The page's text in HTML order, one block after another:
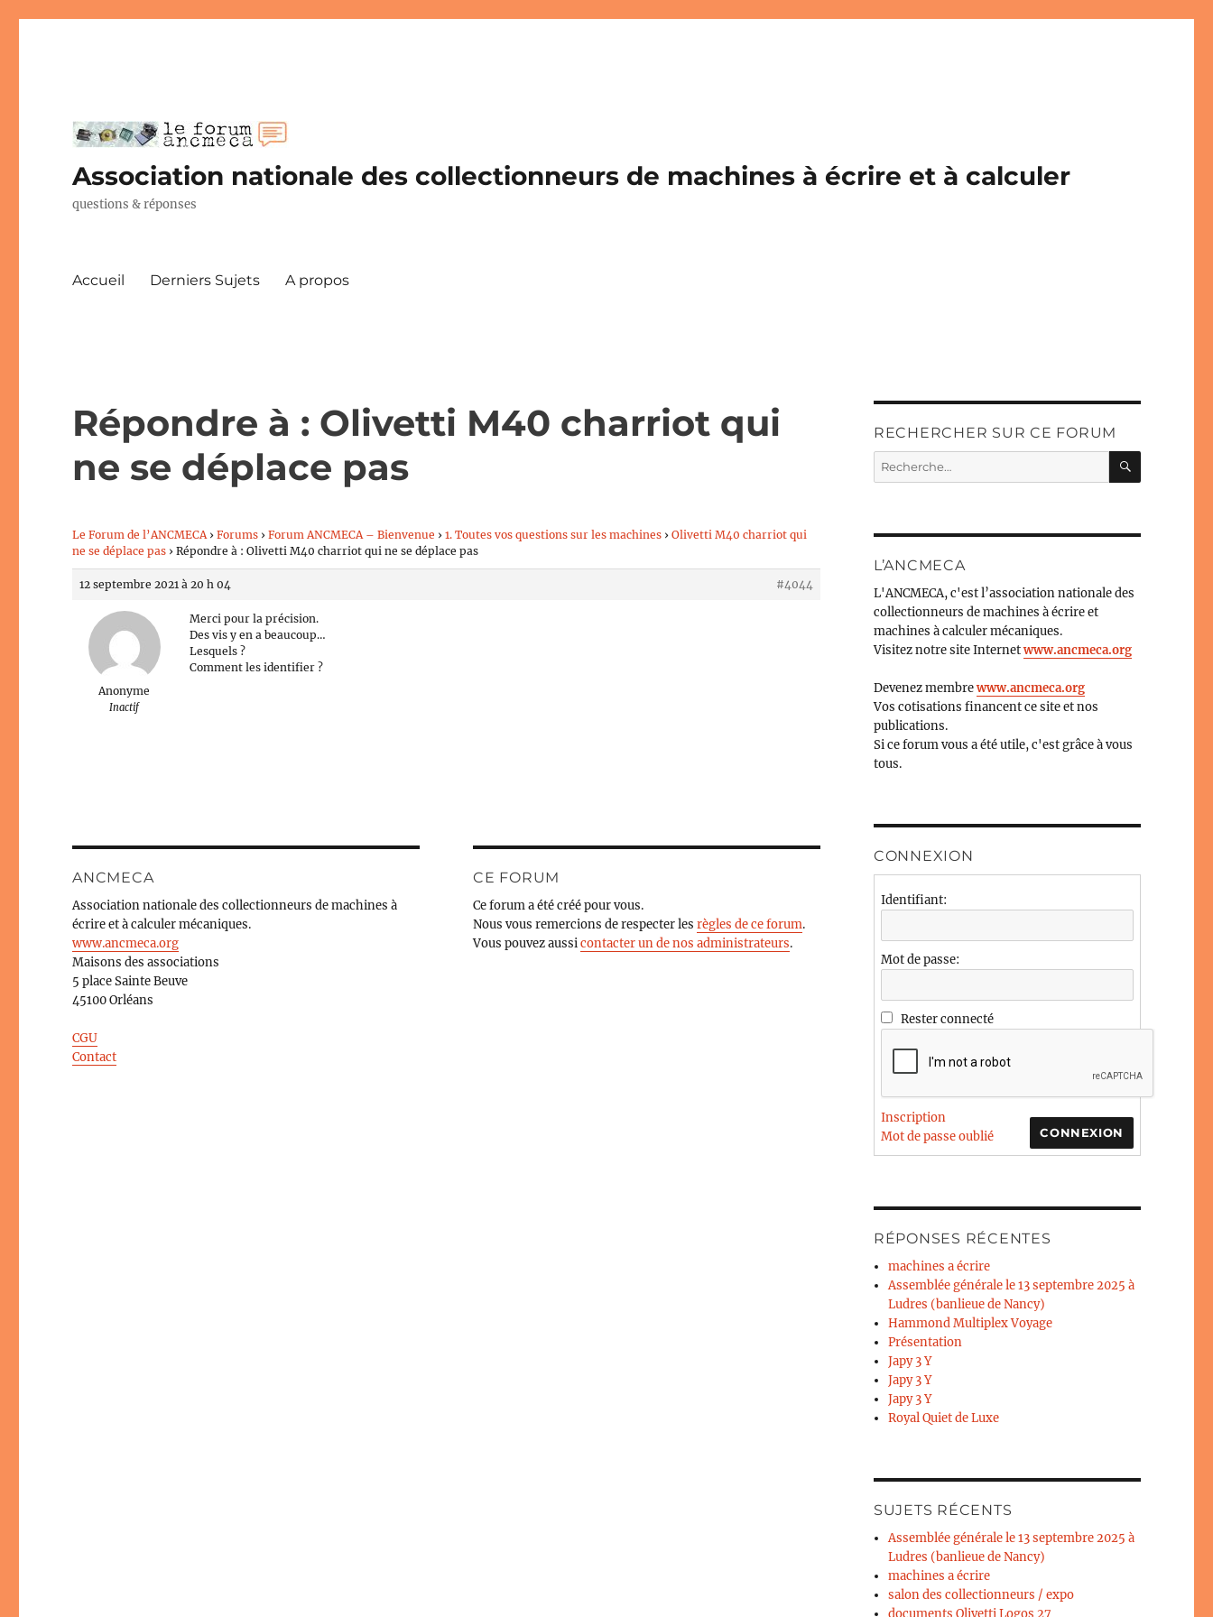
Association nationale des collectionneurs de machines à écrire et à calculer
questions & réponses
Accueil Derniers Sujets A propos
Répondre à : Olivetti M40 charriot qui
ne se déplace pas
Le Forum de l’ANCMECA › Forums › Forum ANCMECA – Bienvenue › 1. Toutes vos questions sur les machines › Olivetti M40 charriot qui
ne se déplace pas › Répondre à : Olivetti M40 charriot qui ne se déplace pas
12 septembre 2021 à 20 h 04 #4044
Anonyme
Inactif
Merci pour la précision.
Des vis y en a beaucoup…
Lesquels ?
Comment les identifier ?
ANCMECA
Association nationale des collectionneurs de machines à
écrire et à calculer mécaniques.
www.ancmeca.org
Maisons des associations
5 place Sainte Beuve
45100 Orléans
CGU
Contact
CE FORUM
Ce forum a été créé pour vous.
Nous vous remercions de respecter lesrègles de ce forum.
Vous pouvez aussicontacter un de nos administrateurs.
RECHERCHER SUR CE FORUM
Recherche
pour :
L’ANCMECA
L'ANCMECA, c'est l’association nationale des
collectionneurs de machines à écrire et
machines à calculer mécaniques.
Visitez notre site Internetwww.ancmeca.org
Devenez membrewww.ancmeca.org
Vos cotisations financent ce site et nos
publications.
Si ce forum vous a été utile, c'est grâce à vous
tous.
CONNEXION
Identifiant:
Mot de passe:
Rester connecté
CONNEXION
Inscription
Mot de passe oublié
RÉPONSES RÉCENTES
machines a écrire
Assemblée générale le 13 septembre 2025 à
Ludres (banlieue de Nancy)
Hammond Multiplex Voyage
Présentation
Japy 3 Y
Japy 3 Y
Japy 3 Y
Royal Quiet de Luxe
SUJETS RÉCENTS
Assemblée générale le 13 septembre 2025 à
Ludres (banlieue de Nancy)
machines a écrire
salon des collectionneurs / expo
documents Olivetti Logos 27